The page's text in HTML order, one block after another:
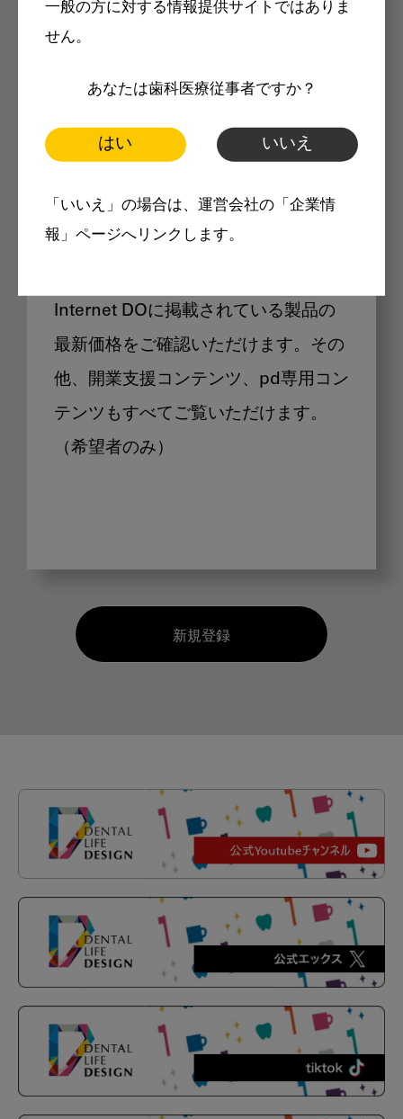
一般の方に対する情報提供サイトではありま
せん。
あなたは歯科医療従事者ですか？
はい いいえ
「いいえ」の場合は、運営会社の「企業情
報」ページへリンクします。
メリット
製品価格も閲覧可能
Internet DOに掲載されている製品の
最新価格をご確認いただけます。その
他、開業支援コンテンツ、pd専用コン
テンツもすべてご覧いただけます。
（希望者のみ）
新規登録